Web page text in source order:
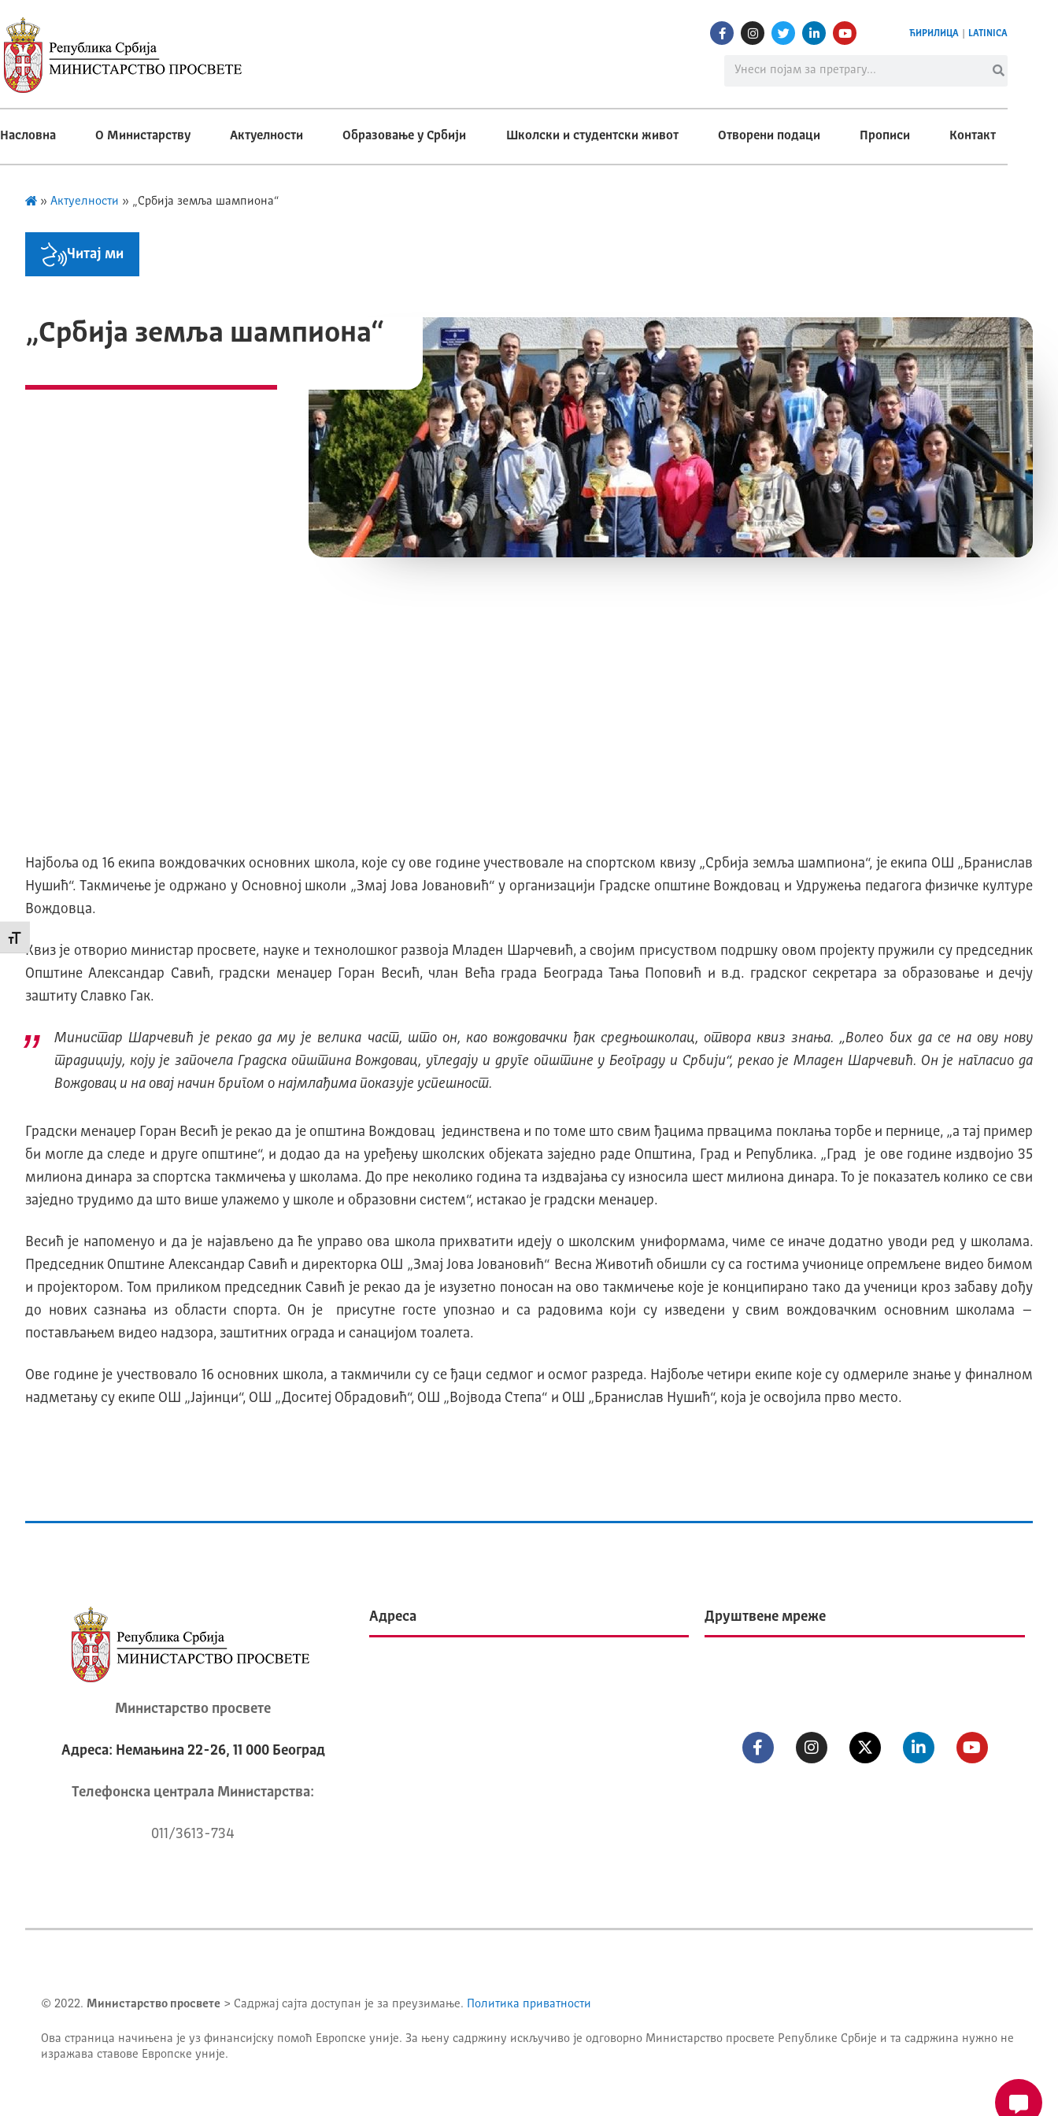
Промени величину слова
ЋИРИЛИЦА LATINICA
Насловна О Министарству Актуелности Образовање у Србији Школски и студентски живот Отворени подаци Прописи Контакт
» Актуелности » „Србија земља шампиона“
Читај ми
„Србија земља шампиона“
Најбоља од 16 екипа вождовачких основних школа, које су ове године учествовале на спортском квизу „Србија земља шампиона“, је екипа ОШ „Бранислав
Нушић“. Tакмичење је одржано у Основној школи „Змај Јова Јовановић“ у организацији Градске општине Вождовац и Удружења педагога физичке културе
Вождовца.
Квиз је отворио министар просвете, науке и технолошког развоја Младен Шарчевић, а својим присуством подршку овом пројекту пружили су председник
Општине Александар Савић, градски менаџер Горан Весић, члан Већа града Београда Тања Попoвић и в.д. градског секретара за образовање и дечју
заштиту Славко Гак.
Министар Шарчевић је рекао да му је велика част, што он, као вождовачки ђак средњошколац, отвора квиз знања. „Волео бих да се на ову нову
традицију, коју је започела Градска општина Вождовац, угледају и друге општине у Београду и Србији“, рекао је Младен Шарчевић. Он је нагласио да
Вождовац и на овај начин бригом о најмлађима показује успешност.
Градски менаџер Горан Весић је рекао да је општина Вождовац јединствена и по томе што свим ђацима првацима поклања торбе и пернице, „а тај пример
би могле да следе и друге општине“, и додао да на уређењу школских објеката заједно раде Општина, Град и Република. „Град је ове године издвојио 35
милиона динара за спортска такмичења у школама. До пре неколико година та издвајања су износила шест милиона динара. То је показатељ колико се сви
заједно трудимо да што више улажемо у школе и образовни систем“, истакао је градски менаџер.
Весић је напоменуо и да је најављено да ће управо ова школа прихватити идеју о школским униформама, чиме се иначе додатно уводи ред у школама.
Председник Општине Александар Савић и директорка ОШ „Змај Јова Јовановић“ Весна Животић обишли су са гостима учионице опремљене видео бимом
и пројектором. Том приликом председник Савић је рекао да је изузетно поносан на ово такмичење које је конципирано тако да ученици кроз забаву дођу
до нових сазнања из области спорта. Он је присутне госте упознао и са радовима који су изведени у свим вождовачким основним школама –
постављањем видео надзора, заштитних ограда и санацијом тоалета.
Ове године је учествовало 16 основних школа, а такмичили су се ђаци седмог и осмог разреда. Најбоље четири екипе које су одмериле знање у финалном
надметању су екипе ОШ „Јајинци“, ОШ „Доситеј Обрадовић“, ОШ „Војвода Степа“ и ОШ „Бранислав Нушић“, која је освојила прво место.
Министарство просвете
Адреса: Немањина 22-26, 11 000 Београд
Телeфонска централа Mинистарства:
011/3613-734
Адреса Друштвене мреже
© 2022. Министарство просвете > Садржај сајта доступан је за преузимање. Политика приватности
Ова страница начињена је уз финансијску помоћ Европске уније. За њену садржину искључиво је одговорно Министарство просвете Републике Србије и та садржина нужно не
изражава ставове Европске уније.